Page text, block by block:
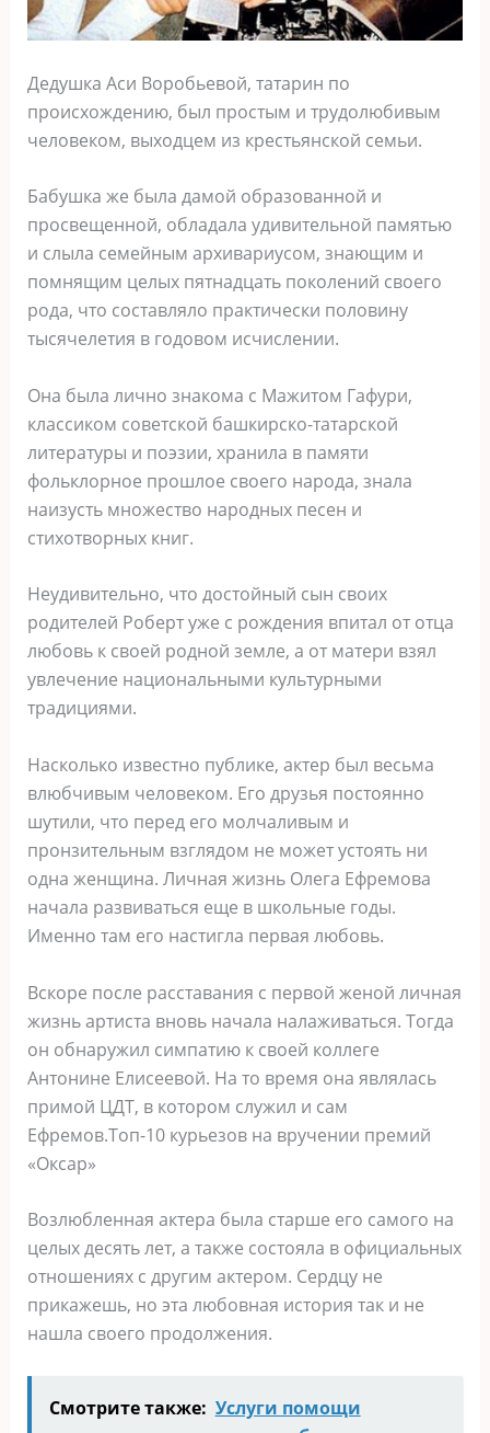
Дедушка Аси Воробьевой, татарин по
происхождению, был простым и трудолюбивым
человеком, выходцем из крестьянской семьи.
Бабушка же была дамой образованной и
просвещенной, обладала удивительной памятью
и слыла семейным архивариусом, знающим и
помнящим целых пятнадцать поколений своего
рода, что составляло практически половину
тысячелетия в годовом исчислении.
Она была лично знакома с Мажитом Гафури,
классиком советской башкирско-татарской
литературы и поэзии, хранила в памяти
фольклорное прошлое своего народа, знала
наизусть множество народных песен и
стихотворных книг.
Неудивительно, что достойный сын своих
родителей Роберт уже с рождения впитал от отца
любовь к своей родной земле, а от матери взял
увлечение национальными культурными
традициями.
Насколько известно публике, актер был весьма
влюбчивым человеком. Его друзья постоянно
шутили, что перед его молчаливым и
пронзительным взглядом не может устоять ни
одна женщина. Личная жизнь Олега Ефремова
начала развиваться еще в школьные годы.
Именно там его настигла первая любовь.
Вскоре после расставания с первой женой личная
жизнь артиста вновь начала налаживаться. Тогда
он обнаружил симпатию к своей коллеге
Антонине Елисеевой. На то время она являлась
примой ЦДТ, в котором служил и сам
Ефремов.Топ-10 курьезов на вручении премий
«Оксар»
Возлюбленная актера была старше его самого на
целых десять лет, а также состояла в официальных
отношениях с другим актером. Сердцу не
прикажешь, но эта любовная история так и не
нашла своего продолжения.
Смотрите также: Услуги помощи